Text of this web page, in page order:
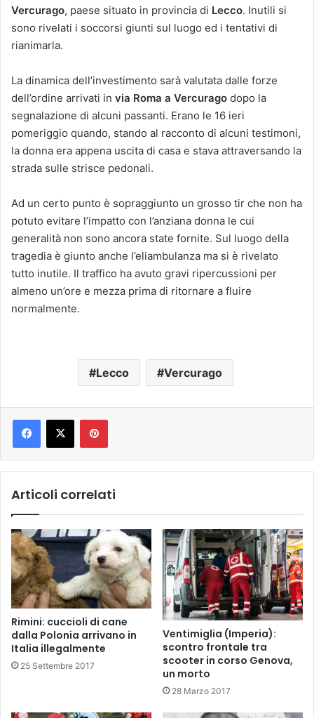
Vercurago, paese situato in provincia di Lecco. Inutili si
sono rivelati i soccorsi giunti sul luogo ed i tentativi di
rianimarla.
La dinamica dell’investimento sarà valutata dalle forze
dell’ordine arrivati in via Roma a Vercurago dopo la
segnalazione di alcuni passanti. Erano le 16 ieri
pomeriggio quando, stando al racconto di alcuni testimoni,
la donna era appena uscita di casa e stava attraversando la
strada sulle strisce pedonali.
Ad un certo punto è sopraggiunto un grosso tir che non ha
potuto evitare l’impatto con l’anziana donna le cui
generalità non sono ancora state fornite. Sul luogo della
tragedia è giunto anche l’eliambulanza ma si è rivelato
tutto inutile. Il traffico ha avuto gravi ripercussioni per
almeno un’ore e mezza prima di ritornare a fluire
normalmente.
Lecco Vercurago
Pinterest
Articoli correlati
Rimini: cuccioli di cane
dalla Polonia arrivano in
Italia illegalmente
25 Settembre 2017
Ventimiglia (Imperia):
scontro frontale tra
scooter in corso Genova,
un morto
28 Marzo 2017